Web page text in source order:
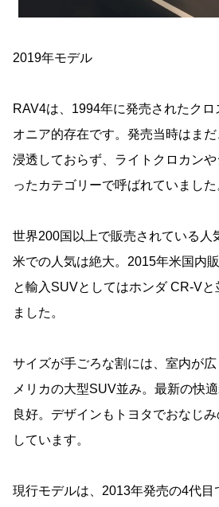
2019年モデル
RAV4は、1994年に発売されたク
オニア的存在です。発売当時はま
浸透しておらず、ライトクロカン
ったカテゴリーで呼ばれていました
世界200国以上で販売されている人
米での人気は絶大。2015年米国内
と輸入SUVとしてはホンダ CR-V
ました。
サイズが手ごろな割には、室内が
メリカの大型SUV並み。最新の快
良好。デザインもトヨタでおなじ
しています。
現行モデルは、2013年発売の4代